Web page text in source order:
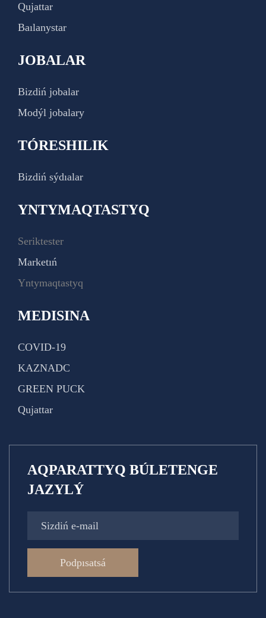
Qujattar
Baılanystar
JOBALAR
Bizdiń jobalar
Modýl jobalary
TÓRESHILIK
Bizdiń sýdıalar
YNTYMAQTASTYQ
Seriktester
Marketıń
Yntymaqtastyq
MEDISINA
COVID-19
KAZNADC
GREEN PUCK
Qujattar
AQPARATTYQ BÚLETENGE
JAZYLÝ
Podpısatsá